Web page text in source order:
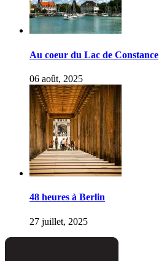
Au coeur du Lac de Constance
06 août, 2025
48 heures à Berlin
27 juillet, 2025